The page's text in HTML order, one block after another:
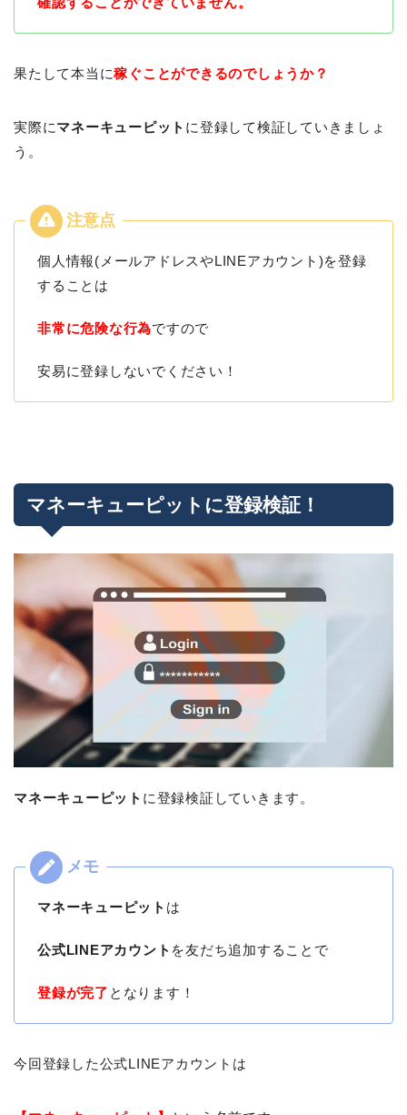
果たして本当に稼ぐことができるのでしょうか？
実際にマネーキューピット に登録して検証していきましょ
う。
個人情報(メールアドレスやLINEアカウント)を登録
することは
非常に危険な行為ですので
安易に登録しないでください！
マネーキューピットに登録検証！
マネーキューピット に登録検証していきます。
マネーキューピット は
公式LINEアカウント を友だち追加することで
登録が完了 となります！
今回登録した公式LINEアカウントは